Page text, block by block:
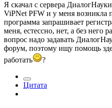
Я скачал с сервера
ViPNet PFW и у меня возникла
программа запрашивает
меня, естессно, нет, а без него
вопрос надо задавать
форум, поэтому ищу помощь
работать
?
Цитата